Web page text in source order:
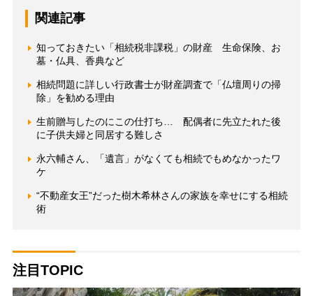
関連記事
知っておきたい「相続税非課税」の財産 生命保険、お
墓・仏具、香典など
相続問題に詳しい行政書士が財産調査で「仏壇周りの掃
除」を勧める理由
生前贈与したのにこの仕打ち… 配偶者に先立たれた後
に子供夫婦と同居する難しさ
永六輔さん、「遺言」がなくても相続でもめなかったワ
ケ
“不動産女王”だった樹木希林さんの家族を幸せにする相続
術
注目TOPIC